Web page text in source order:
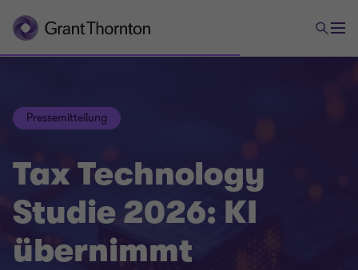
Pressemitteilung
Tax Technology
Studie 2026: KI
übernimmt